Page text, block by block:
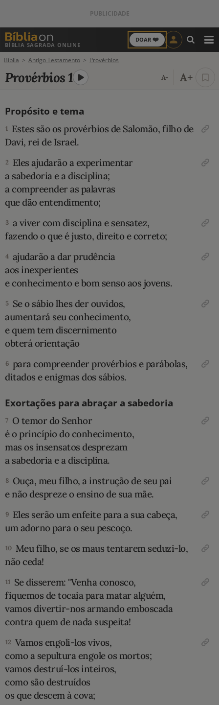
BÍBLIA SAGRADA ONLINE
DOAR ❤️
ANTIGO TESTAMENTO
VERSÍCULOS
VERSÍCULO DO DIA
PALAVRA DO DIA
SALMO DO DIA
10 MANDAMENTOS
ESTUDOS BÍBLICOS
ESBOÇOS DE PREGAÇÃO
PERGUNTE À BÍBLIA
TERMO BÍBLICO JOGOS
Bíblia Antigo Testamento Provérbios
Provérbios 1 A- A+
Propósito e tema
1 Estes são os provérbios de Salomão, filho de
Davi, rei de Israel.
2 Eles ajudarão a experimentar
a sabedoria e a disciplina;
a compreender as palavras
que dão entendimento;
3 a viver com disciplina e sensatez,
fazendo o que é justo, direito e correto;
4 ajudarão a dar prudência
aos inexperientes
e conhecimento e bom senso aos jovens.
5 Se o sábio lhes der ouvidos,
aumentará seu conhecimento,
e quem tem discernimento
obterá orientação
6 para compreender provérbios e parábolas,
ditados e enigmas dos sábios.
Exortações para abraçar a sabedoria
7 O temor do Senhor
é o princípio do conhecimento,
mas os insensatos desprezam
a sabedoria e a disciplina.
8 Ouça, meu filho, a instrução de seu pai
e não despreze o ensino de sua mãe.
9 Eles serão um enfeite para a sua cabeça,
um adorno para o seu pescoço.
10 Meu filho, se os maus tentarem seduzi-lo,
não ceda!
11 Se disserem: "Venha conosco,
fiquemos de tocaia para matar alguém,
vamos divertir-nos armando emboscada
contra quem de nada suspeita!
12 Vamos engoli-los vivos,
como a sepultura engole os mortos;
vamos destruí-los inteiros,
como são destruídos
os que descem à cova;